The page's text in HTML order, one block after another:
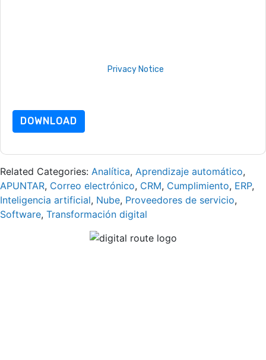
Privacy Notice
DOWNLOAD
Related Categories: Analítica, Aprendizaje automático,
APUNTAR, Correo electrónico, CRM, Cumplimiento, ERP,
Inteligencia artificial, Nube, Proveedores de servicio,
Software, Transformación digital